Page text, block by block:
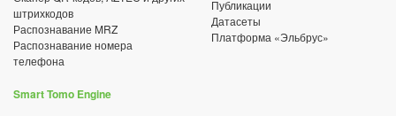
штрихкодов
Распознавание MRZ
Распознавание номера
телефона
Smart Tomo Engine
Публикации
Датасеты
Платформа «Эльбрус»